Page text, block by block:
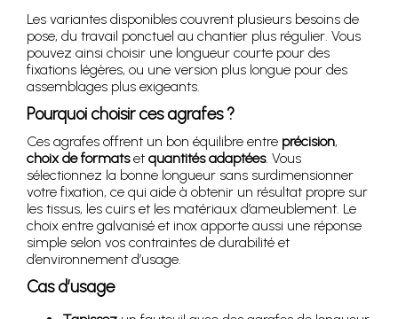
Les variantes disponibles couvrent plusieurs besoins de
pose, du travail ponctuel au chantier plus régulier. Vous
pouvez ainsi choisir une longueur courte pour des
fixations légères, ou une version plus longue pour des
assemblages plus exigeants.
Pourquoi choisir ces agrafes ?
Ces agrafes offrent un bon équilibre entre précision,
choix de formatset quantités adaptées. Vous
sélectionnez la bonne longueur sans surdimensionner
votre fixation, ce qui aide à obtenir un résultat propre sur
les tissus, les cuirs et les matériaux d’ameublement. Le
choix entre galvanisé et inox apporte aussi une réponse
simple selon vos contraintes de durabilité et
d’environnement d’usage.
Cas d’usage